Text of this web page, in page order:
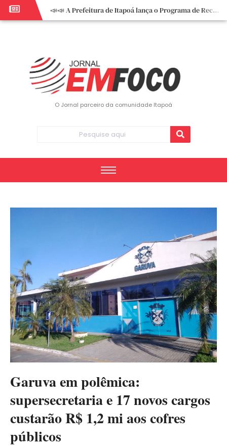
📣📣 A Prefeitura de Itapoá lança o Programa de Recuperação Fiscal (REFIS).
📢 Empreendedor do turismo, esta oportunidade é para você! Itapoá – SC.
O Jornal parceiro da comunidade Itapoá
Garuva em polêmica:
supersecretaria e 17 novos cargos
custarão R$ 1,2 mi aos cofres
públicos